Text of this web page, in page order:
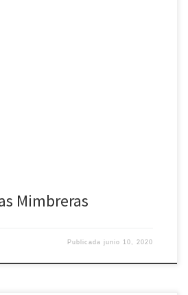
Mimbreras
Publicadajunio 10, 2020